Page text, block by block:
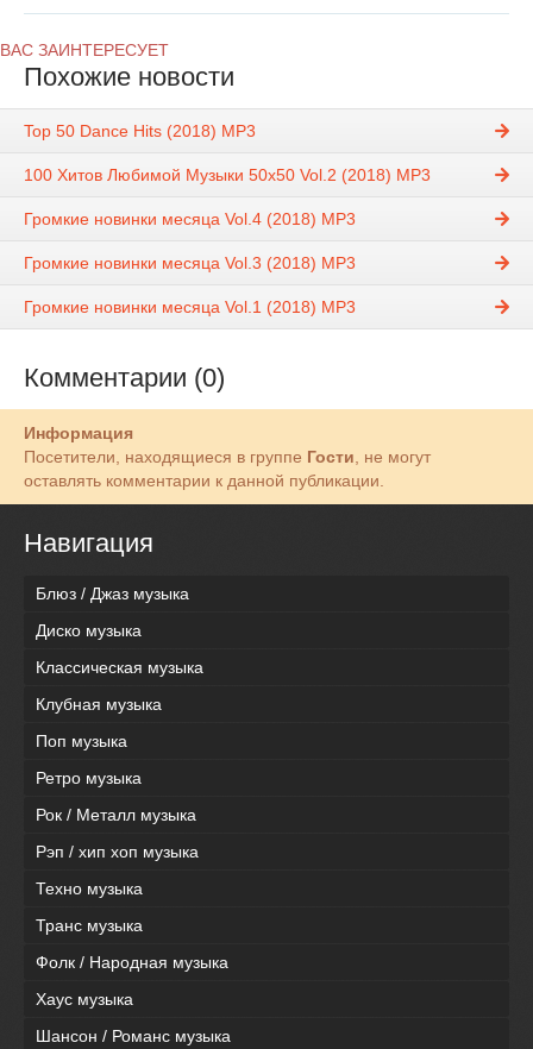
ВАС ЗАИНТЕРЕСУЕТ
Похожие новости
Top 50 Dance Hits (2018) MP3
100 Хитов Любимой Музыки 50х50 Vol.2 (2018) MP3
Громкие новинки месяца Vol.4 (2018) MP3
Громкие новинки месяца Vol.3 (2018) MP3
Громкие новинки месяца Vol.1 (2018) MP3
Комментарии (0)
Информация
Посетители, находящиеся в группе Гости, не могут
оставлять комментарии к данной публикации.
Навигация
Блюз / Джаз музыка
Диско музыка
Классическая музыка
Клубная музыка
Поп музыка
Ретро музыка
Рок / Металл музыка
Рэп / хип хоп музыка
Техно музыка
Транс музыка
Фолк / Народная музыка
Хаус музыка
Шансон / Романс музыка